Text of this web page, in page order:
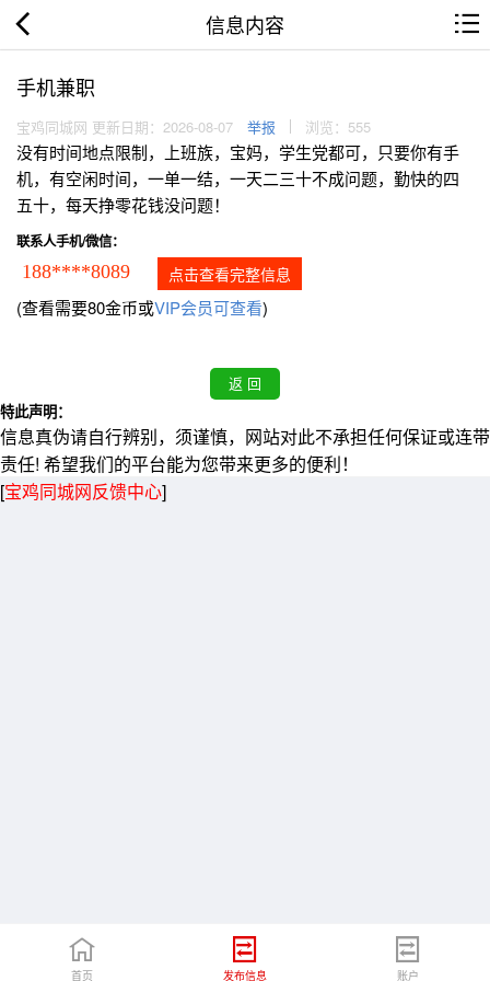
信息内容
手机兼职
宝鸡同城网 更新日期：2026-08-07 举报 浏览：555
没有时间地点限制，上班族，宝妈，学生党都可，只要你有手
机，有空闲时间，一单一结，一天二三十不成问题，勤快的四
五十，每天挣零花钱没问题！
联系人手机/微信：
188****8089 点击查看完整信息
(查看需要80金币或VIP会员可查看)
特此声明：
信息真伪请自行辨别，须谨慎，网站对此不承担任何保证或连带
责任! 希望我们的平台能为您带来更多的便利！
[宝鸡同城网反馈中心]
首页 发布信息 账户